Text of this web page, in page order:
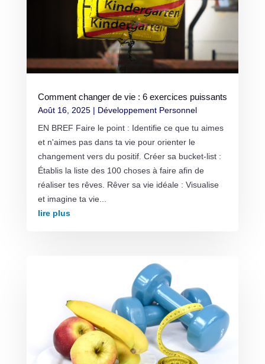
Comment changer de vie : 6 exercices puissants
Août 16, 2025| Développement Personnel
EN BREF Faire le point : Identifie ce que tu aimes
et n'aimes pas dans ta vie pour orienter le
changement vers du positif. Créer sa bucket-list :
Établis la liste des 100 choses à faire afin de
réaliser tes rêves. Rêver sa vie idéale : Visualise
et imagine ta vie...
lire plus